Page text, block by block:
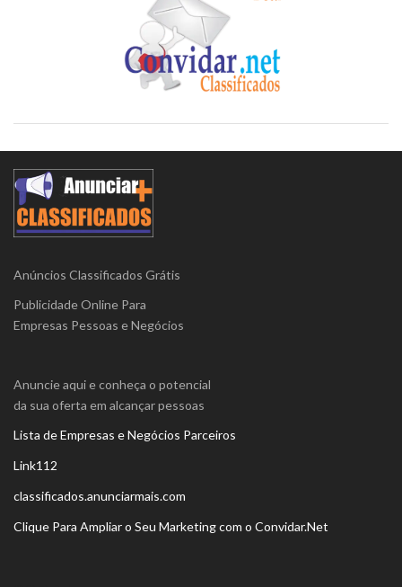
Anúncios Classificados Grátis
Publicidade Online Para
Empresas Pessoas e Negócios
Anuncie aqui e conheça o potencial
da sua oferta em alcançar pessoas
Lista de Empresas e Negócios Parceiros
Link112
classificados.anunciarmais.com
Clique Para Ampliar o Seu Marketing com o Convidar.Net